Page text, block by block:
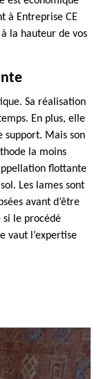
à Entreprise CE
la hauteur de vos
Sa réalisation
En plus, elle
support. Mais son
la moins
flottante
Les lames sont
avant d’être
si le procédé
vaut l’expertise